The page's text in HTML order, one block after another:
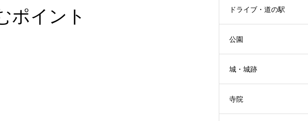
ポイント
ドライブ・道の駅
公園
城・城跡
寺院